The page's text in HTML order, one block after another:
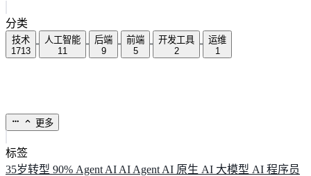
分类
技术
1713
人工智能
11
后端
9
前端
5
开发工具
2
运维
1
更多
标签
35岁转型 90% Agent AI AI Agent AI 原生 AI 大模型 AI 程序员